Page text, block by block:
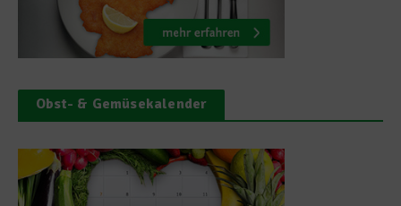
Obst- & Gemüsekalender